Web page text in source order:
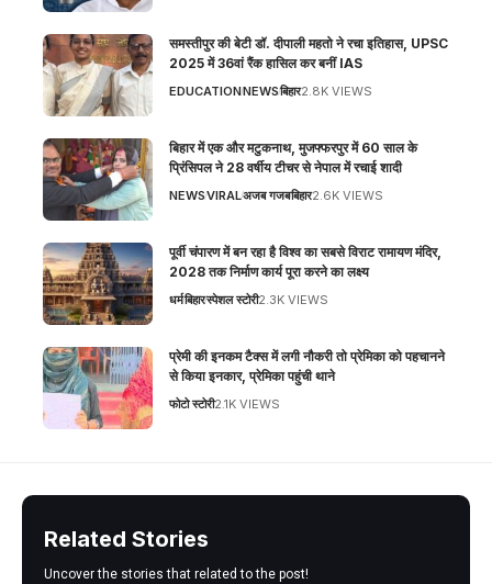
समस्तीपुर की बेटी डॉ. दीपाली महतो ने रचा इतिहास, UPSC
2025 में 36वां रैंक हासिल कर बनीं IAS
EDUCATIONNEWSबिहार2.8K VIEWS
बिहार में एक और मटुकनाथ, मुजफ्फरपुर में 60 साल के
प्रिंसिपल ने 28 वर्षीय टीचर से नेपाल में रचाई शादी
NEWSVIRALअजब गजबबिहार2.6K VIEWS
पूर्वी चंपारण में बन रहा है विश्व का सबसे विराट रामायण मंदिर,
2028 तक निर्माण कार्य पूरा करने का लक्ष्य
धर्मबिहारस्पेशल स्टोरी2.3K VIEWS
प्रेमी की इनकम टैक्स में लगी नौकरी तो प्रेमिका को पहचानने
से किया इनकार, प्रेमिका पहुंची थाने
फोटो स्टोरी2.1K VIEWS
Related Stories
Uncover the stories that related to the post!